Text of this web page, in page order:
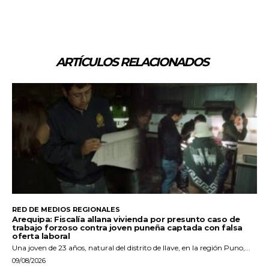
ARTÍCULOS RELACIONADOS
RED DE MEDIOS REGIONALES
Arequipa: Fiscalía allana vivienda por presunto caso de
trabajo forzoso contra joven puneña captada con falsa
oferta laboral
Una joven de 23 años, natural del distrito de Ilave, en la región Puno,...
09/08/2026